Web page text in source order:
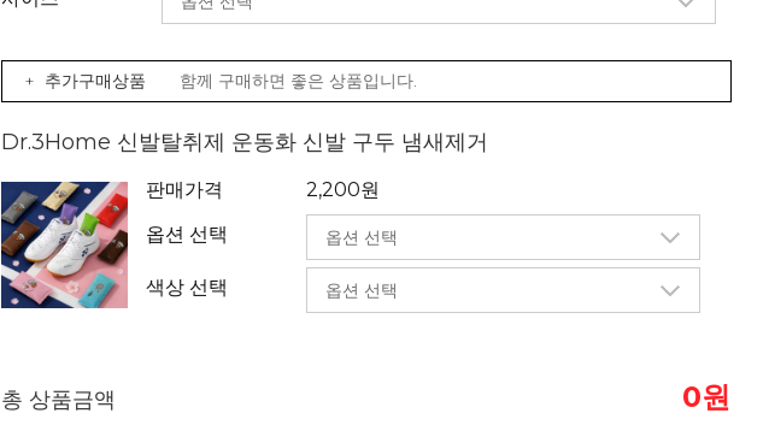
+ 추가구매상품 함께 구매하면 좋은 상품입니다.
Dr.3Home 신발탈취제 운동화 신발 구두 냄새제거
판매가격
2,200원
옵션 선택
색상 선택
총 상품금액 0원